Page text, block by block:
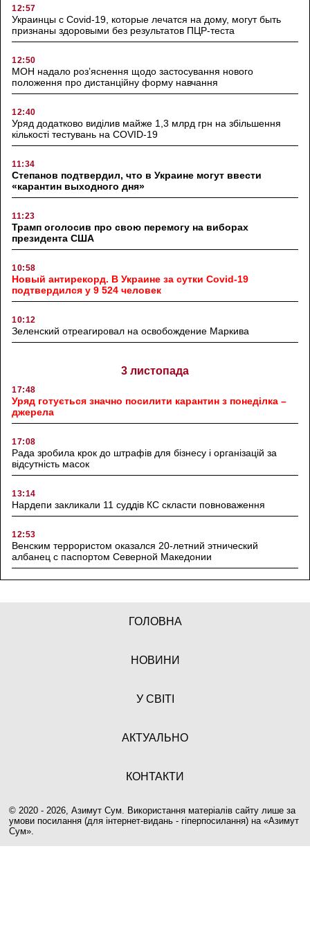
12:57
Украинцы с Covid-19, которые лечатся на дому, могут быть
признаны здоровыми без результатов ПЦР-теста
12:50
МОН надало роз’яснення щодо застосування нового
положення про дистанційну форму навчання
12:40
Уряд додатково виділив майже 1,3 млрд грн на збільшення
кількості тестувань на COVID-19
11:34
Степанов подтвердил, что в Украине могут ввести
«карантин выходного дня»
11:23
Трамп оголосив про свою перемогу на виборах
президента США
10:58
Новый антирекорд. В Украине за сутки Covid-19
подтвердился у 9 524 человек
10:12
Зеленский отреагировал на освобождение Маркива
3 листопада
17:48
Уряд готується значно посилити карантин з понеділка –
джерела
17:08
Рада зробила крок до штрафів для бізнесу і організацій за
відсутність масок
13:14
Нардепи закликали 11 суддів КС скласти повноваження
12:53
Венским террористом оказался 20-летний этнический
албанец с паспортом Северной Македонии
ГОЛОВНА
НОВИНИ
У СВІТІ
АКТУАЛЬНО
КОНТАКТИ
© 2020 - 2026, Азимут Сум. Використання матеріалів сайту лише за
умови посилання (для інтернет-видань - гіперпосилання) на «Азимут
Сум».